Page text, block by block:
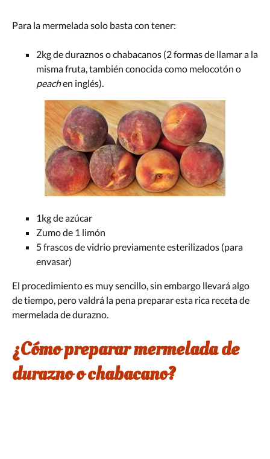
Para la mermelada solo basta con tener:
2kg de duraznos o chabacanos (2 formas de llamar a la
misma fruta, también conocida como melocotón o
peachen inglés).
1kg de azúcar
Zumo de 1 limón
5 frascos de vidrio previamente esterilizados (para
envasar)
El procedimiento es muy sencillo, sin embargo llevará algo
de tiempo, pero valdrá la pena preparar esta rica receta de
mermelada de durazno.
¿Cómo preparar mermelada de
durazno o chabacano?